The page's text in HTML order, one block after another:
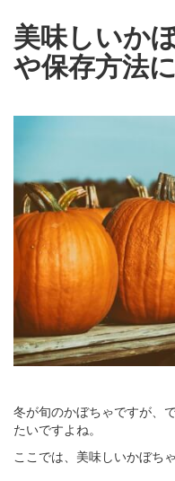
美味しいか
や保存方法
冬が旬のかぼちゃですが、
たいですよね。
ここでは、美味しいかぼち